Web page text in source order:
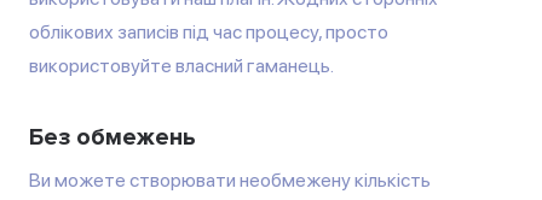
облікових записів під час процесу, просто
використовуйте власний гаманець.
Без обмежень
Ви можете створювати необмежену кількість